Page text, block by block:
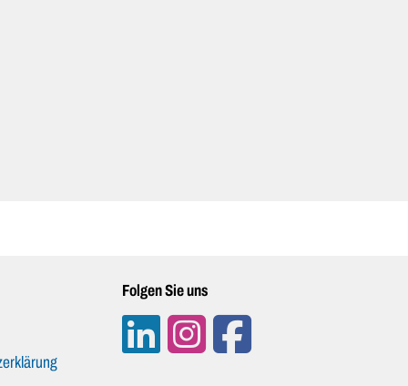
Folgen Sie uns